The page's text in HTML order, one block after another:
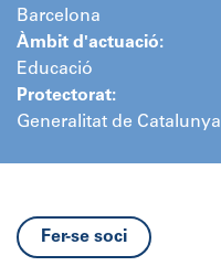
Barcelona
Àmbit d'actuació:
Educació
Protectorat:
Generalitat de Catalunya
Fer-se soci